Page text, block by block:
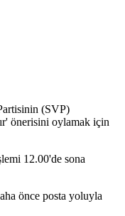
(SVP)
önerisini oylamak için
12.00'de sona
önce posta yoluyla